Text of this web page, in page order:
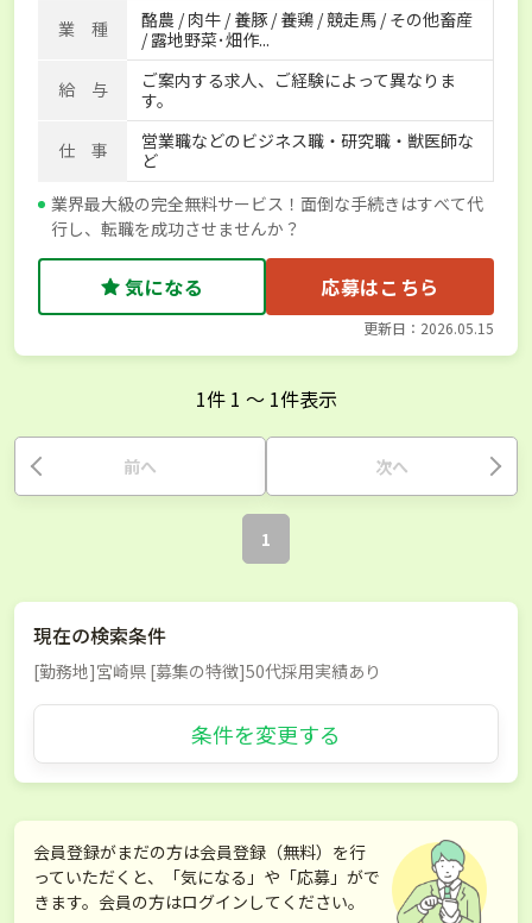
独立支援可能
社会保険完備 単身寮あり
世帯寮あり
寮･社宅相談可
業 種
酪農 / 肉牛 / 養豚 / 養鶏 / 競走馬 / その他畜産
/ 露地野菜･畑作...
給 与
ご案内する求人、ご経験によって異なりま
す。
仕 事
営業職などのビジネス職・研究職・獣医師な
ど
業界最大級の完全無料サービス！面倒な手続きはすべて代
行し、転職を成功させませんか？
気になる 応募はこちら
更新日：2026.05.15
1件 1 〜 1件表示
前へ 次へ
1
現在の検索条件
[勤務地]宮崎県 [募集の特徴]50代採用実績あり
条件を変更する
会員登録がまだの方は会員登録（無料）を行
っていただくと、「気になる」や「応募」がで
きます。会員の方はログインしてください。